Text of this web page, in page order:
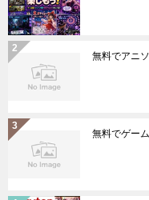
無料でアニ
無料でゲー